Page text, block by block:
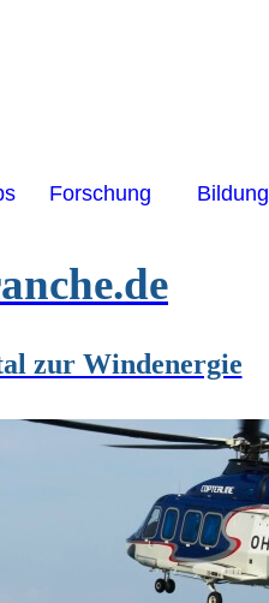
Forschung Bildung
zur Windenergie